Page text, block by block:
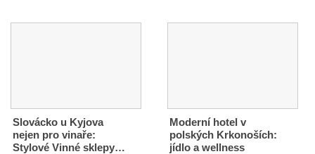
Slovácko u Kyjova
nejen pro vinaře:
Stylové Vinné sklepy…
Moderní hotel v
polských Krkonoších:
jídlo a wellness